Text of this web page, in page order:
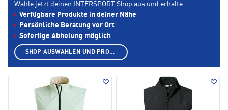
Wähle jetzt deinen INTERSPORT Shop aus und erhalte:
Verfügbare Produkte in deiner Nähe
Persönliche Beratung vor Ort
Sofortige Abholung möglich
SHOP AUSWÄHLEN UND PRODUKTE ANZEIGEN